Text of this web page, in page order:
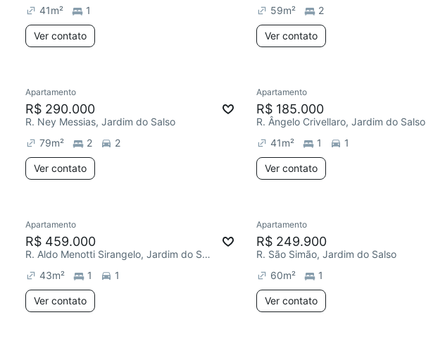
41m² 1
Ver contato
59m² 2
Ver contato
Apartamento
R$ 290.000
R. Ney Messias, Jardim do Salso
79m² 2 2
Ver contato
Apartamento
R$ 185.000
R. Ângelo Crivellaro, Jardim do Salso
41m² 1 1
Ver contato
Apartamento
R$ 459.000
R. Aldo Menotti Sirangelo, Jardim do Salso
43m² 1 1
Ver contato
Apartamento
R$ 249.900
R. São Simão, Jardim do Salso
60m² 1
Ver contato